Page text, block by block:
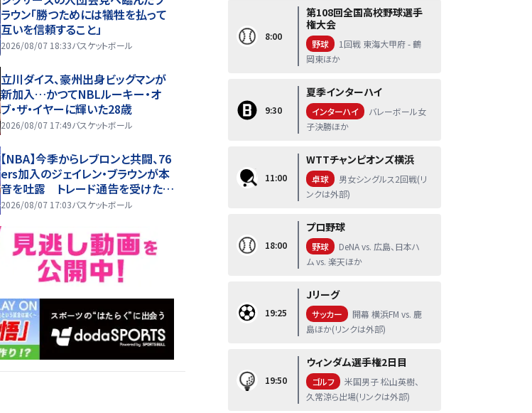
ラウン「勝つためには犠牲を払って
互いを信頼すること」
2026/08/07 18:33バスケットボール
立川ダイス、豪州出身ビッグマンが
新加入…かつてNBLルーキー・オ
ブ・ザ・イヤーに輝いた28歳
2026/08/07 17:49バスケットボール
【NBA】今季からレブロンと共闘、76
ers加入のジェイレン・ブラウンが本
音を吐露 トレード通告を受けた時
は「スマホを放り投げた」
2026/08/07 17:03バスケットボール
8:00
第108回全国高校野球選手
権大会
野球
1回戦 東海大甲府 - 鶴
岡東ほか
9:30
夏季インターハイ
インターハイ
バレーボール女
子決勝ほか
11:00
WTTチャンピオンズ横浜
卓球
男女シングルス2回戦(リ
ンクは外部)
18:00
プロ野球
野球
DeNA vs. 広島、日本ハ
ム vs. 楽天ほか
19:25
Jリーグ
サッカー
開幕 横浜FM vs. 鹿
島ほか(リンクは外部)
19:50
ウィンダム選手権2日目
ゴルフ
米国男子 松山英樹、
久常涼ら出場(リンクは外部)